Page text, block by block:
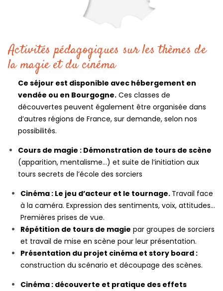
Activités pédagogiques sur les thèmes de
la magie et du cinéma
Ce séjour est disponible avec hébergement en
vendée ou en Bourgogne. Ces classes de
découvertes peuvent également être organisée dans
d’autres régions de France, sur demande, selon nos
possibilités.
Cours de magie : Démonstration de tours de scène
(apparition, mentalisme…) et suite de l’initiation aux
tours secrets de l’école des sorciers
Cinéma : Le jeu d’acteur et le tournage. Travail face
à la caméra. Expression des sentiments, voix, attitudes…
Premières prises de vue.
Répétition de tours de magie par groupes de sorciers
et travail de mise en scène pour leur présentation.
Présentation du projet cinéma et story board :
construction du scénario et découpage des scènes.
Cinéma : découverte et pratique des effets